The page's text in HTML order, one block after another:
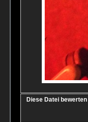
Diese Datei bewerten